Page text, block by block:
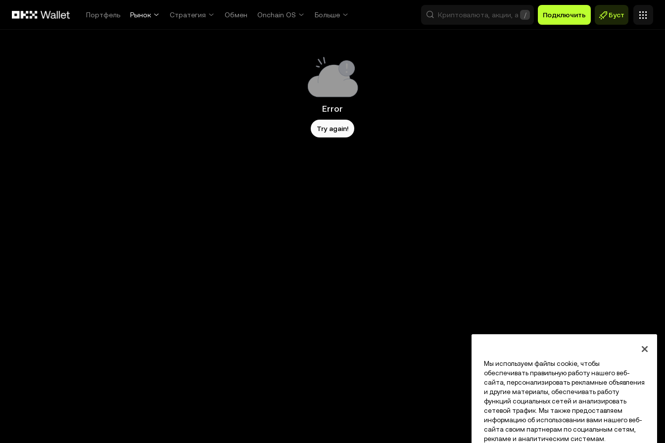
Портфель
Рынок Стратегия Обмен Onchain OS Больше / Подключить Буст
Error
Try again!
Мы используем файлы cookie, чтобы
обеспечивать правильную работу нашего веб-
сайта, персонализировать рекламные объявления
и другие материалы, обеспечивать работу
функций социальных сетей и анализировать
сетевой трафик. Мы также предоставляем
информацию об использовании вами нашего веб-
сайта своим партнерам по социальным сетям,
рекламе и аналитическим системам.